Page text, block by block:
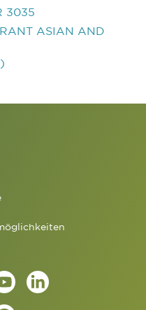
3035
ASIAN AND